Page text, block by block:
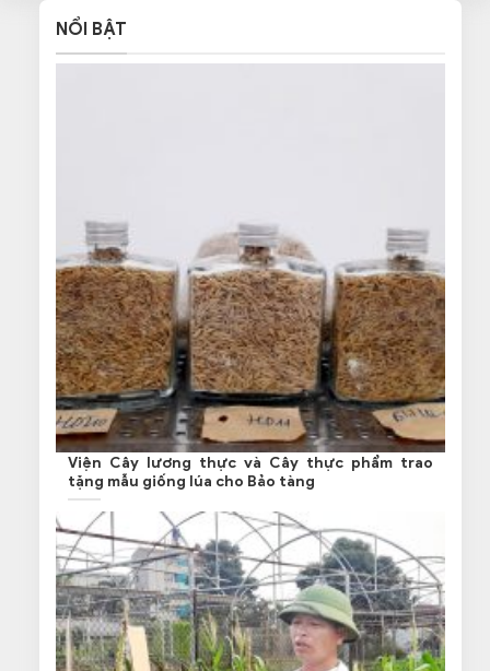
NỔI BẬT
Viện Cây lương thực và Cây thực phẩm trao
tặng mẫu giống lúa cho Bảo tàng